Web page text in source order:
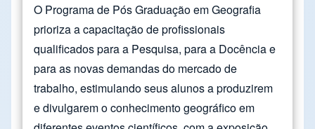
O Programa de Pós Graduação em Geografia
prioriza a capacitação de profissionais
qualificados para a Pesquisa, para a Docência e
para as novas demandas do mercado de
trabalho, estimulando seus alunos a produzirem
e divulgarem o conhecimento geográfico em